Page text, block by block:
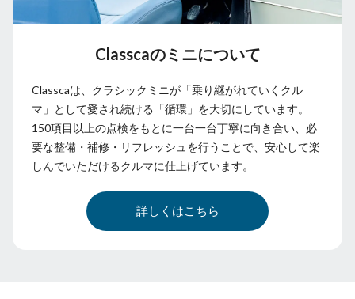
Classcaのミニについて
Classcaは、クラシックミニが「乗り継がれていくクル
マ」として愛され続ける「循環」を大切にしています。
150項目以上の点検をもとに一台一台丁寧に向き合い、必
要な整備・補修・リフレッシュを行うことで、安心して楽
しんでいただけるクルマに仕上げています。
詳しくはこちら